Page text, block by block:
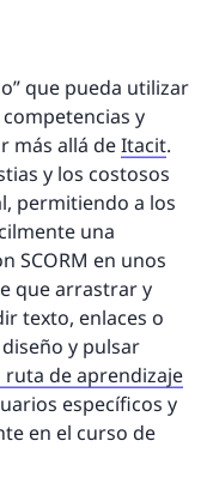
que pueda utilizar
y
más allá deItacit.
y los costosos
permitiendo a los
una
SCORM en unos
que arrastrar y
texto, enlaces o
y pulsar
ruta de aprendizaje
específicos y
en el curso de